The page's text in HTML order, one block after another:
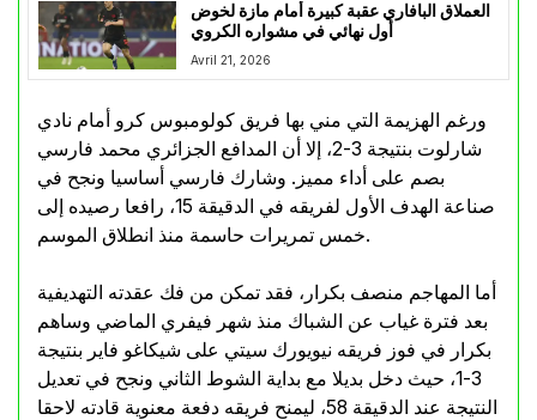
العملاق البافاري عقبة كبيرة أمام مازة لخوض
أول نهائي في مشواره الكروي
Avril 21, 2026
ورغم الهزيمة التي مني بها فريق كولومبوس كرو أمام نادي
شارلوت بنتيجة 3-2، إلا أن المدافع الجزائري محمد فارسي
بصم على أداء مميز. وشارك فارسي أساسيا ونجح في
صناعة الهدف الأول لفريقه في الدقيقة 15، رافعا رصيده إلى
خمس تمريرات حاسمة منذ انطلاق الموسم.
أما المهاجم منصف بكرار، فقد تمكن من فك عقدته التهديفية
بعد فترة غياب عن الشباك منذ شهر فيفري الماضي وساهم
بكرار في فوز فريقه نيويورك سيتي على شيكاغو فاير بنتيجة
3-1، حيث دخل بديلا مع بداية الشوط الثاني ونجح في تعديل
النتيجة عند الدقيقة 58، ليمنح فريقه دفعة معنوية قادته لاحقا